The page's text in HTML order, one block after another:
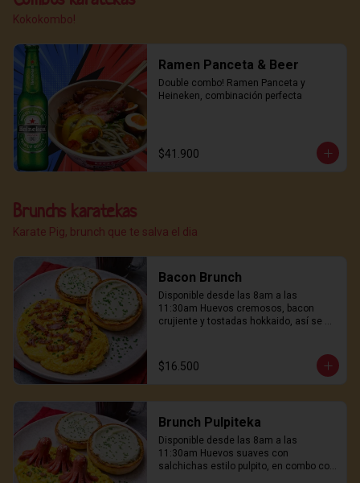
Kokokombo!
Ramen Panceta & Beer
Double combo! Ramen Panceta y
Heineken, combinación perfecta
$41.900
Brunchs karatekas
Karate Pig, brunch que te salva el dia
Bacon Brunch
Disponible desde las 8am a las
11:30am Huevos cremosos, bacon
crujiente y tostadas hokkaido, así se
$16.500
Brunch Pulpiteka
Disponible desde las 8am a las
11:30am Huevos suaves con
salchichas estilo pulpito, en combo con